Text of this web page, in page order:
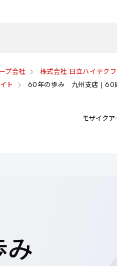
プ会社 株式会社 日立ハイテク
ト
60年の歩み 九州支店 | 60
モザイクア